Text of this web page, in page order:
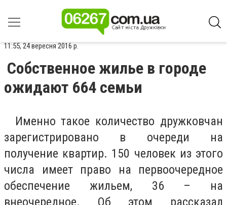
11:55, 24 вересня 2016 р.
Собственное жилье в городе
ожидают 664 семьи
Именно такое количество дружковчан
зарегистрировано в очереди на
получение квартир. 150 человек из этого
числа имеет право на первоочередное
обеспечение жильем, 36 – на
внеочередное. Об этом рассказал